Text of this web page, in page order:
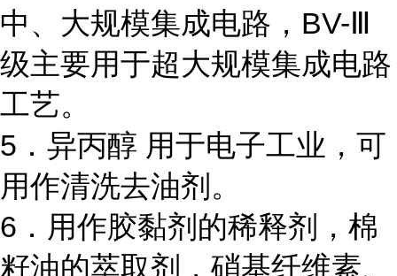
中、大规模集成电路，BV-Ⅲ
级主要用于超大规模集成电路
工艺。
5．异丙醇 用于电子工业，可
用作清洗去油剂。
6．用作胶黏剂的稀释剂，棉
籽油的萃取剂，硝基纤维素、